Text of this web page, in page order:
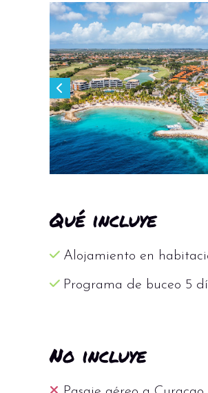
otras formas de vida
El centro de buceo
«El Jardín» y «La
puede comenzar aquí
para obtener su
inmersión guiada con
pase al siguiente nivel
El centro de buceo
Qué incluye
Alojamiento en
Programa de buceo 5
No incluye